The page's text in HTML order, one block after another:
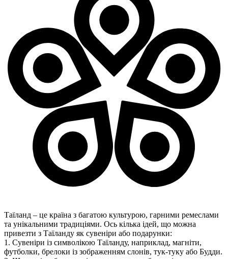
Таїланд – це країна з багатою культурою, гарними ремеслами
та унікальними традиціями. Ось кілька ідей, що можна
привезти з Таїланду як сувеніри або подарунки:
1. Сувеніри із символікою Таїланду, наприклад, магніти,
футболки, брелоки із зображенням слонів, тук-туку або Будди.